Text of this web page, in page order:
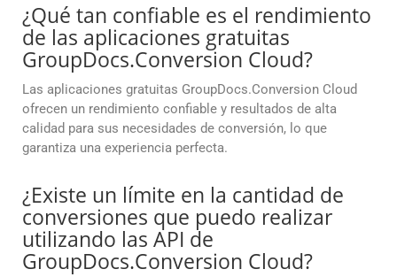
¿Qué tan confiable es el rendimiento
de las aplicaciones gratuitas
GroupDocs.Conversion Cloud?
Las aplicaciones gratuitas GroupDocs.Conversion Cloud
ofrecen un rendimiento confiable y resultados de alta
calidad para sus necesidades de conversión, lo que
garantiza una experiencia perfecta.
¿Existe un límite en la cantidad de
conversiones que puedo realizar
utilizando las API de
GroupDocs.Conversion Cloud?